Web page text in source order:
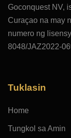
Goconquest NV,
Curaçao na may
numero ng
8048/JAZ2022-
Tuklasin
Home
Tungkol sa Amin